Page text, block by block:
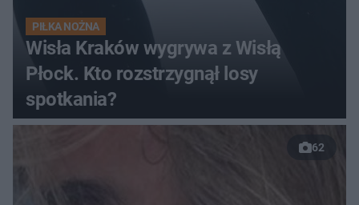
PIŁKA NOŻNA
Wisła Kraków wygrywa z Wisłą
Płock. Kto rozstrzygnął losy
spotkania?
62